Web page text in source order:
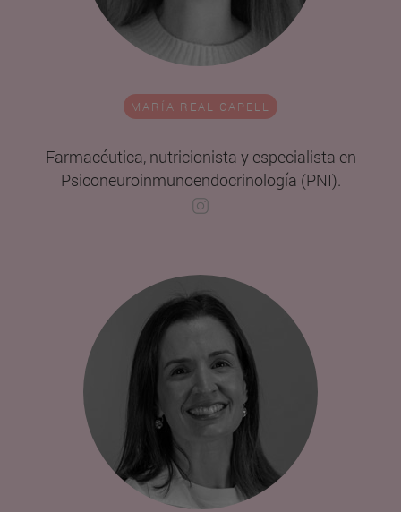
MARÍA REAL CAPELL
Farmacéutica, nutricionista y especialista en
Psiconeuroinmunoendocrinología (PNI).